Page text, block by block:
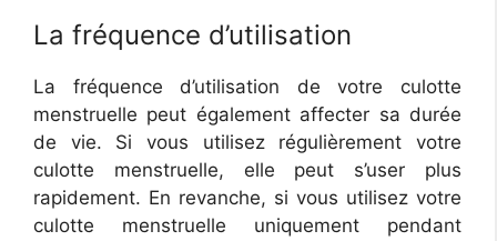
La fréquence d’utilisation
La fréquence d’utilisation de votre culotte
menstruelle peut également affecter sa durée
de vie. Si vous utilisez régulièrement votre
culotte menstruelle, elle peut s’user plus
rapidement. En revanche, si vous utilisez votre
culotte menstruelle uniquement pendant